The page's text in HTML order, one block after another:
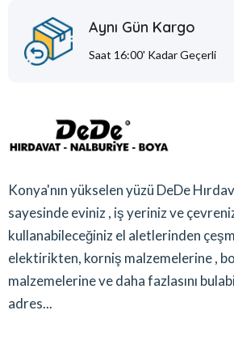
Aynı Gün Kargo
Saat 16:00' Kadar Geçerli
Konya'nın yükselen yüzü DeDe
sayesinde eviniz , iş yeriniz ve
kullanabileceğiniz el aletlerinden
elektirikten, korniş malzemelerine ,
malzemelerine ve daha fazlasını
adres...